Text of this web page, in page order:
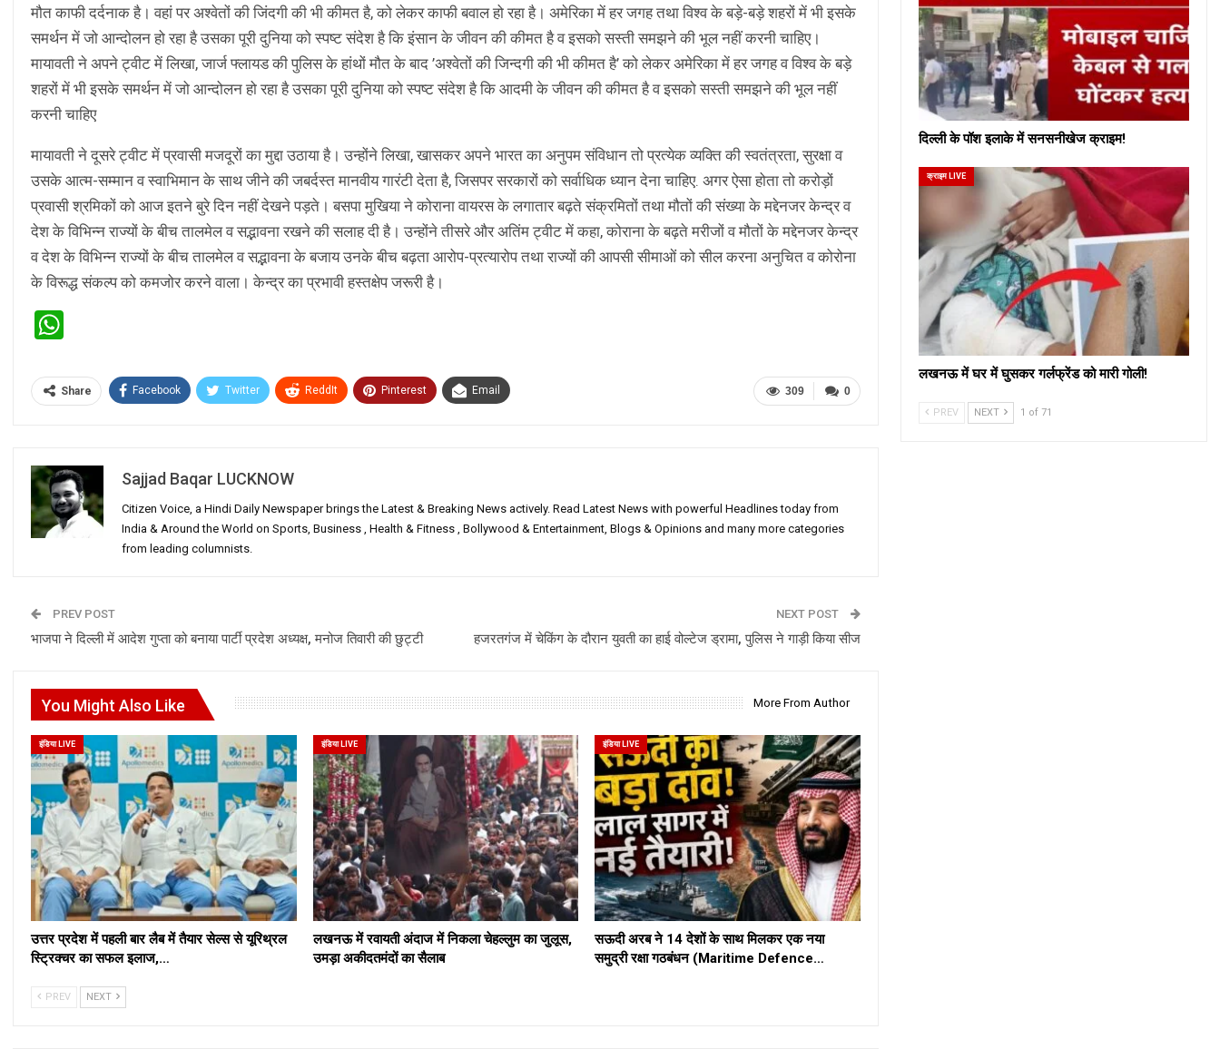
मौत काफी दर्दनाक है। वहां पर अश्वेतों की जिंदगी की भी कीमत है, को लेकर काफी बवाल हो रहा है। अमेरिका में हर जगह तथा विश्व के बड़े-बड़े शहरों में भी इसके
समर्थन में जो आन्दोलन हो रहा है उसका पूरी दुनिया को स्पष्ट संदेश है कि इंसान के जीवन की कीमत है व इसको सस्ती समझने की भूल नहीं करनी चाहिए।
मायावती ने अपने ट्वीट में लिखा, जार्ज फ्लायड की पुलिस के हांथों मौत के बाद ’अश्वेतों की जिन्दगी की भी कीमत है’ को लेकर अमेरिका में हर जगह व विश्व के बड़े
शहरों में भी इसके समर्थन में जो आन्दोलन हो रहा है उसका पूरी दुनिया को स्पष्ट संदेश है कि आदमी के जीवन की कीमत है व इसको सस्ती समझने की भूल नहीं
करनी चाहिए
मायावती ने दूसरे ट्वीट में प्रवासी मजदूरों का मुद्दा उठाया है। उन्होंने लिखा, खासकर अपने भारत का अनुपम संविधान तो प्रत्येक व्यक्ति की स्वतंत्रता, सुरक्षा व
उसके आत्म-सम्मान व स्वाभिमान के साथ जीने की जबर्दस्त मानवीय गारंटी देता है, जिसपर सरकारों को सर्वाधिक ध्यान देना चाहिए. अगर ऐसा होता तो करोड़ों
प्रवासी श्रमिकों को आज इतने बुरे दिन नहीं देखने पड़ते। बसपा मुखिया ने कोराना वायरस के लगातार बढ़ते संक्रमितों तथा मौतों की संख्या के मद्देनजर केन्द्र व
देश के विभिन्न राज्यों के बीच तालमेल व सद्भावना रखने की सलाह दी है। उन्होंने तीसरे और अतिंम ट्वीट में कहा, कोराना के बढ़ते मरीजों व मौतों के मद्देनजर केन्द्र
व देश के विभिन्न राज्यों के बीच तालमेल व सद्भावना के बजाय उनके बीच बढ़ता आरोप-प्रत्यारोप तथा राज्यों की आपसी सीमाओं को सील करना अनुचित व कोरोना
के विरूद्ध संकल्प को कमजोर करने वाला। केन्द्र का प्रभावी हस्तक्षेप जरूरी है।
0
309
Share Facebook Twitter ReddIt Pinterest Email
Sajjad Baqar LUCKNOW
Citizen Voice, a Hindi Daily Newspaper brings the Latest & Breaking News actively. Read Latest News with powerful Headlines today from
India & Around the World on Sports, Business , Health & Fitness , Bollywood & Entertainment, Blogs & Opinions and many more categories
from leading columnists.
PREV POST
भाजपा ने दिल्ली में आदेश गुप्ता को बनाया पार्टी प्रदेश अध्यक्ष, मनोज तिवारी की छुट्टी
NEXT POST
हजरतगंज में चेकिंग के दौरान युवती का हाई वोल्टेज ड्रामा, पुलिस ने गाड़ी किया सीज
You Might Also Like More From Author
इंडिया LIVE
उत्तर प्रदेश में पहली बार लैब में तैयार सेल्स से यूरिथ्रल
स्ट्रिक्चर का सफल इलाज,…
इंडिया LIVE
लखनऊ में रवायती अंदाज में निकला चेहल्लुम का जुलूस,
उमड़ा अकीदतमंदों का सैलाब
इंडिया LIVE
सऊदी अरब ने 14 देशों के साथ मिलकर एक नया
समुद्री रक्षा गठबंधन (Maritime Defence…
PREV NEXT
दिल्ली के पॉश इलाके में सनसनीखेज क्राइम!
क्राइम LIVE
लखनऊ में घर में घुसकर गर्लफ्रेंड को मारी गोली!
PREV NEXT 1 of 71